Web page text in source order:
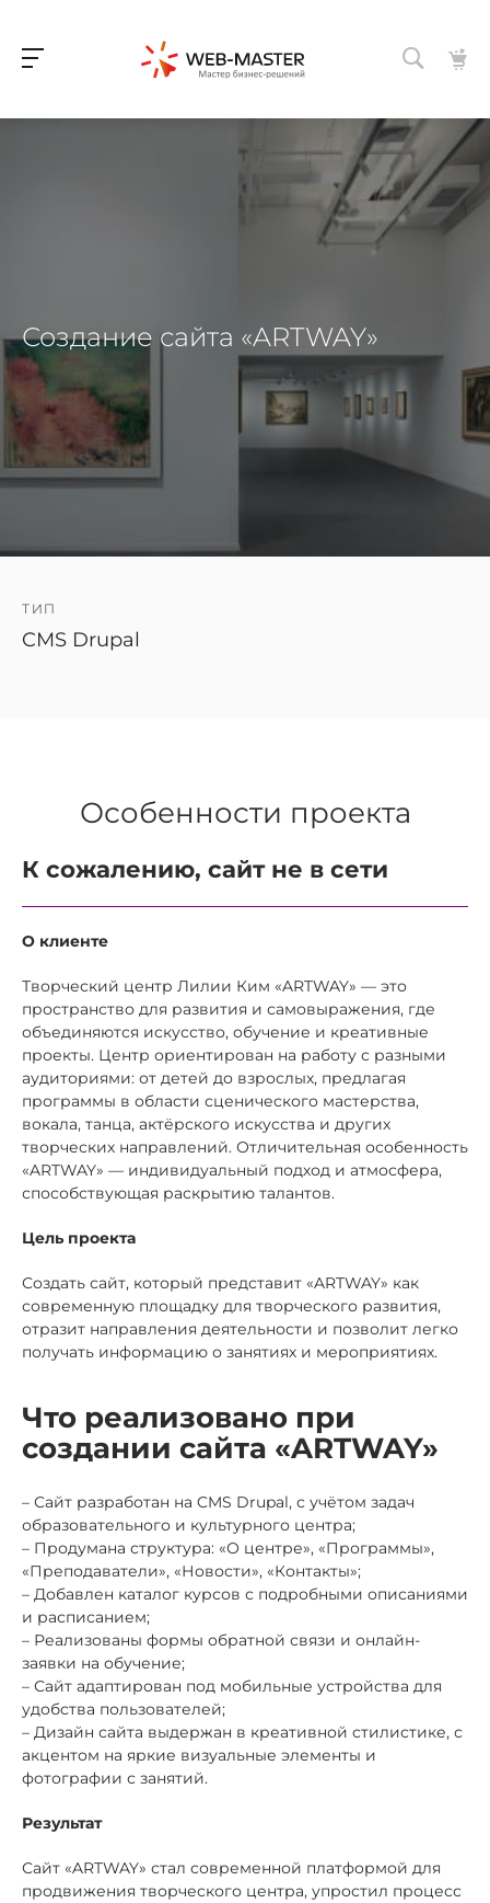
Создание сайта «ARTWAY»
ТИП
CMS Drupal
Особенности проекта
К сожалению, сайт не в сети
О клиенте
Творческий центр Лилии Ким «ARTWAY» — это
пространство для развития и самовыражения, где
объединяются искусство, обучение и креативные
проекты. Центр ориентирован на работу с разными
аудиториями: от детей до взрослых, предлагая
программы в области сценического мастерства,
вокала, танца, актёрского искусства и других
творческих направлений. Отличительная особенность
«ARTWAY» — индивидуальный подход и атмосфера,
способствующая раскрытию талантов.
Цель проекта
Создать сайт, который представит «ARTWAY» как
современную площадку для творческого развития,
отразит направления деятельности и позволит легко
получать информацию о занятиях и мероприятиях.
Что реализовано при
создании сайта «ARTWAY»
– Сайт разработан на CMS Drupal, с учётом задач
образовательного и культурного центра;
– Продумана структура: «О центре», «Программы»,
«Преподаватели», «Новости», «Контакты»;
– Добавлен каталог курсов с подробными описаниями
и расписанием;
– Реализованы формы обратной связи и онлайн-
заявки на обучение;
– Сайт адаптирован под мобильные устройства для
удобства пользователей;
– Дизайн сайта выдержан в креативной стилистике, с
акцентом на яркие визуальные элементы и
фотографии с занятий.
Результат
Сайт «ARTWAY» стал современной платформой для
продвижения творческого центра, упростил процесс